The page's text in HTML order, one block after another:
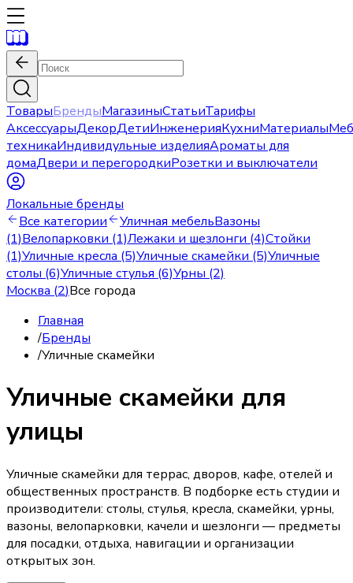
ТоварыБрендыМагазиныСтатьиТарифы
АксессуарыДекорДетиИнженерияКухниМатериалы
техникаИндивидульные изделияАроматы для
домаДвери и перегородкиРозетки и выключатели
Локальные бренды
Все категории
Уличная мебельВазоны
(1)Велопарковки (1)Лежаки и шезлонги (4)Стойки
(1)Уличные кресла (5)Уличные скамейки (5)Уличные
столы (6)Уличные стулья (6)Урны (2)
Москва (2)Все города
Главная
/Бренды
/Уличные скамейки
Уличные скамейки для
улицы
Уличные скамейки для террас, дворов, кафе, отелей и
общественных пространств. В подборке есть студии и
производители: столы, стулья, кресла, скамейки, урны,
вазоны, велопарковки, качели и шезлонги — предметы
для посадки, отдыха, навигации и организации
открытых зон.